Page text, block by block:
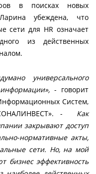
в поисках новых
убеждена, что
сети для HR означает
из действенных
универсального
- говорит
Систем,
- Как
закрывают доступ
нормативные акты,
сети. Но, на мой
бизнес эффективность